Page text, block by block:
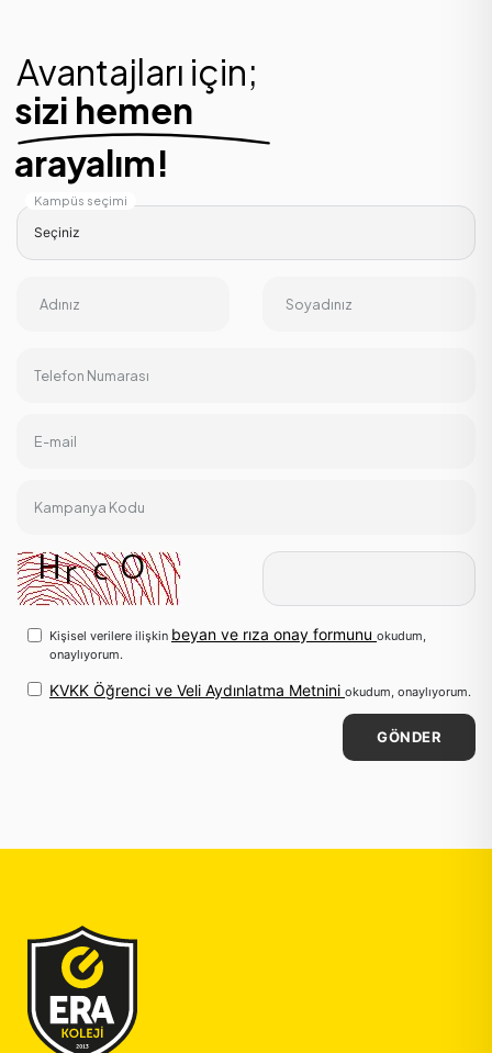
Avantajları için;
sizi hemen
arayalım!
Kampüs seçimi
Adınız Soyadınız
Telefon Numarası
E-mail
Kampanya Kodu
Kişisel verilere ilişkin beyan ve rıza onay formunu okudum,
onaylıyorum.
KVKK Öğrenci ve Veli Aydınlatma Metnini okudum, onaylıyorum.
GÖNDER